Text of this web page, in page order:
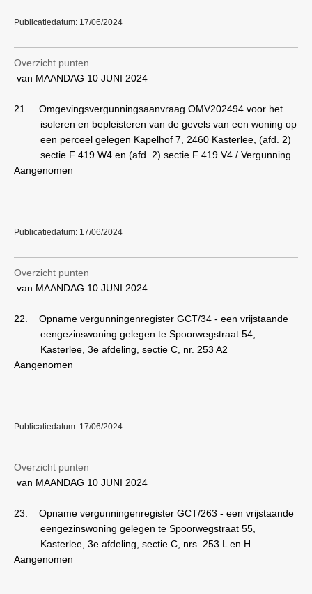
Publicatiedatum: 17/06/2024
Overzicht punten
van MAANDAG 10 JUNI 2024
21.
Omgevingsvergunningsaanvraag OMV202494 voor het
isoleren en bepleisteren van de gevels van een woning op
een perceel gelegen Kapelhof 7, 2460 Kasterlee, (afd. 2)
sectie F 419 W4 en (afd. 2) sectie F 419 V4 / Vergunning
Aangenomen
Publicatiedatum: 17/06/2024
Overzicht punten
van MAANDAG 10 JUNI 2024
22.
Opname vergunningenregister GCT/34 - een vrijstaande
eengezinswoning gelegen te Spoorwegstraat 54,
Kasterlee, 3e afdeling, sectie C, nr. 253 A2
Aangenomen
Publicatiedatum: 17/06/2024
Overzicht punten
van MAANDAG 10 JUNI 2024
23.
Opname vergunningenregister GCT/263 - een vrijstaande
eengezinswoning gelegen te Spoorwegstraat 55,
Kasterlee, 3e afdeling, sectie C, nrs. 253 L en H
Aangenomen